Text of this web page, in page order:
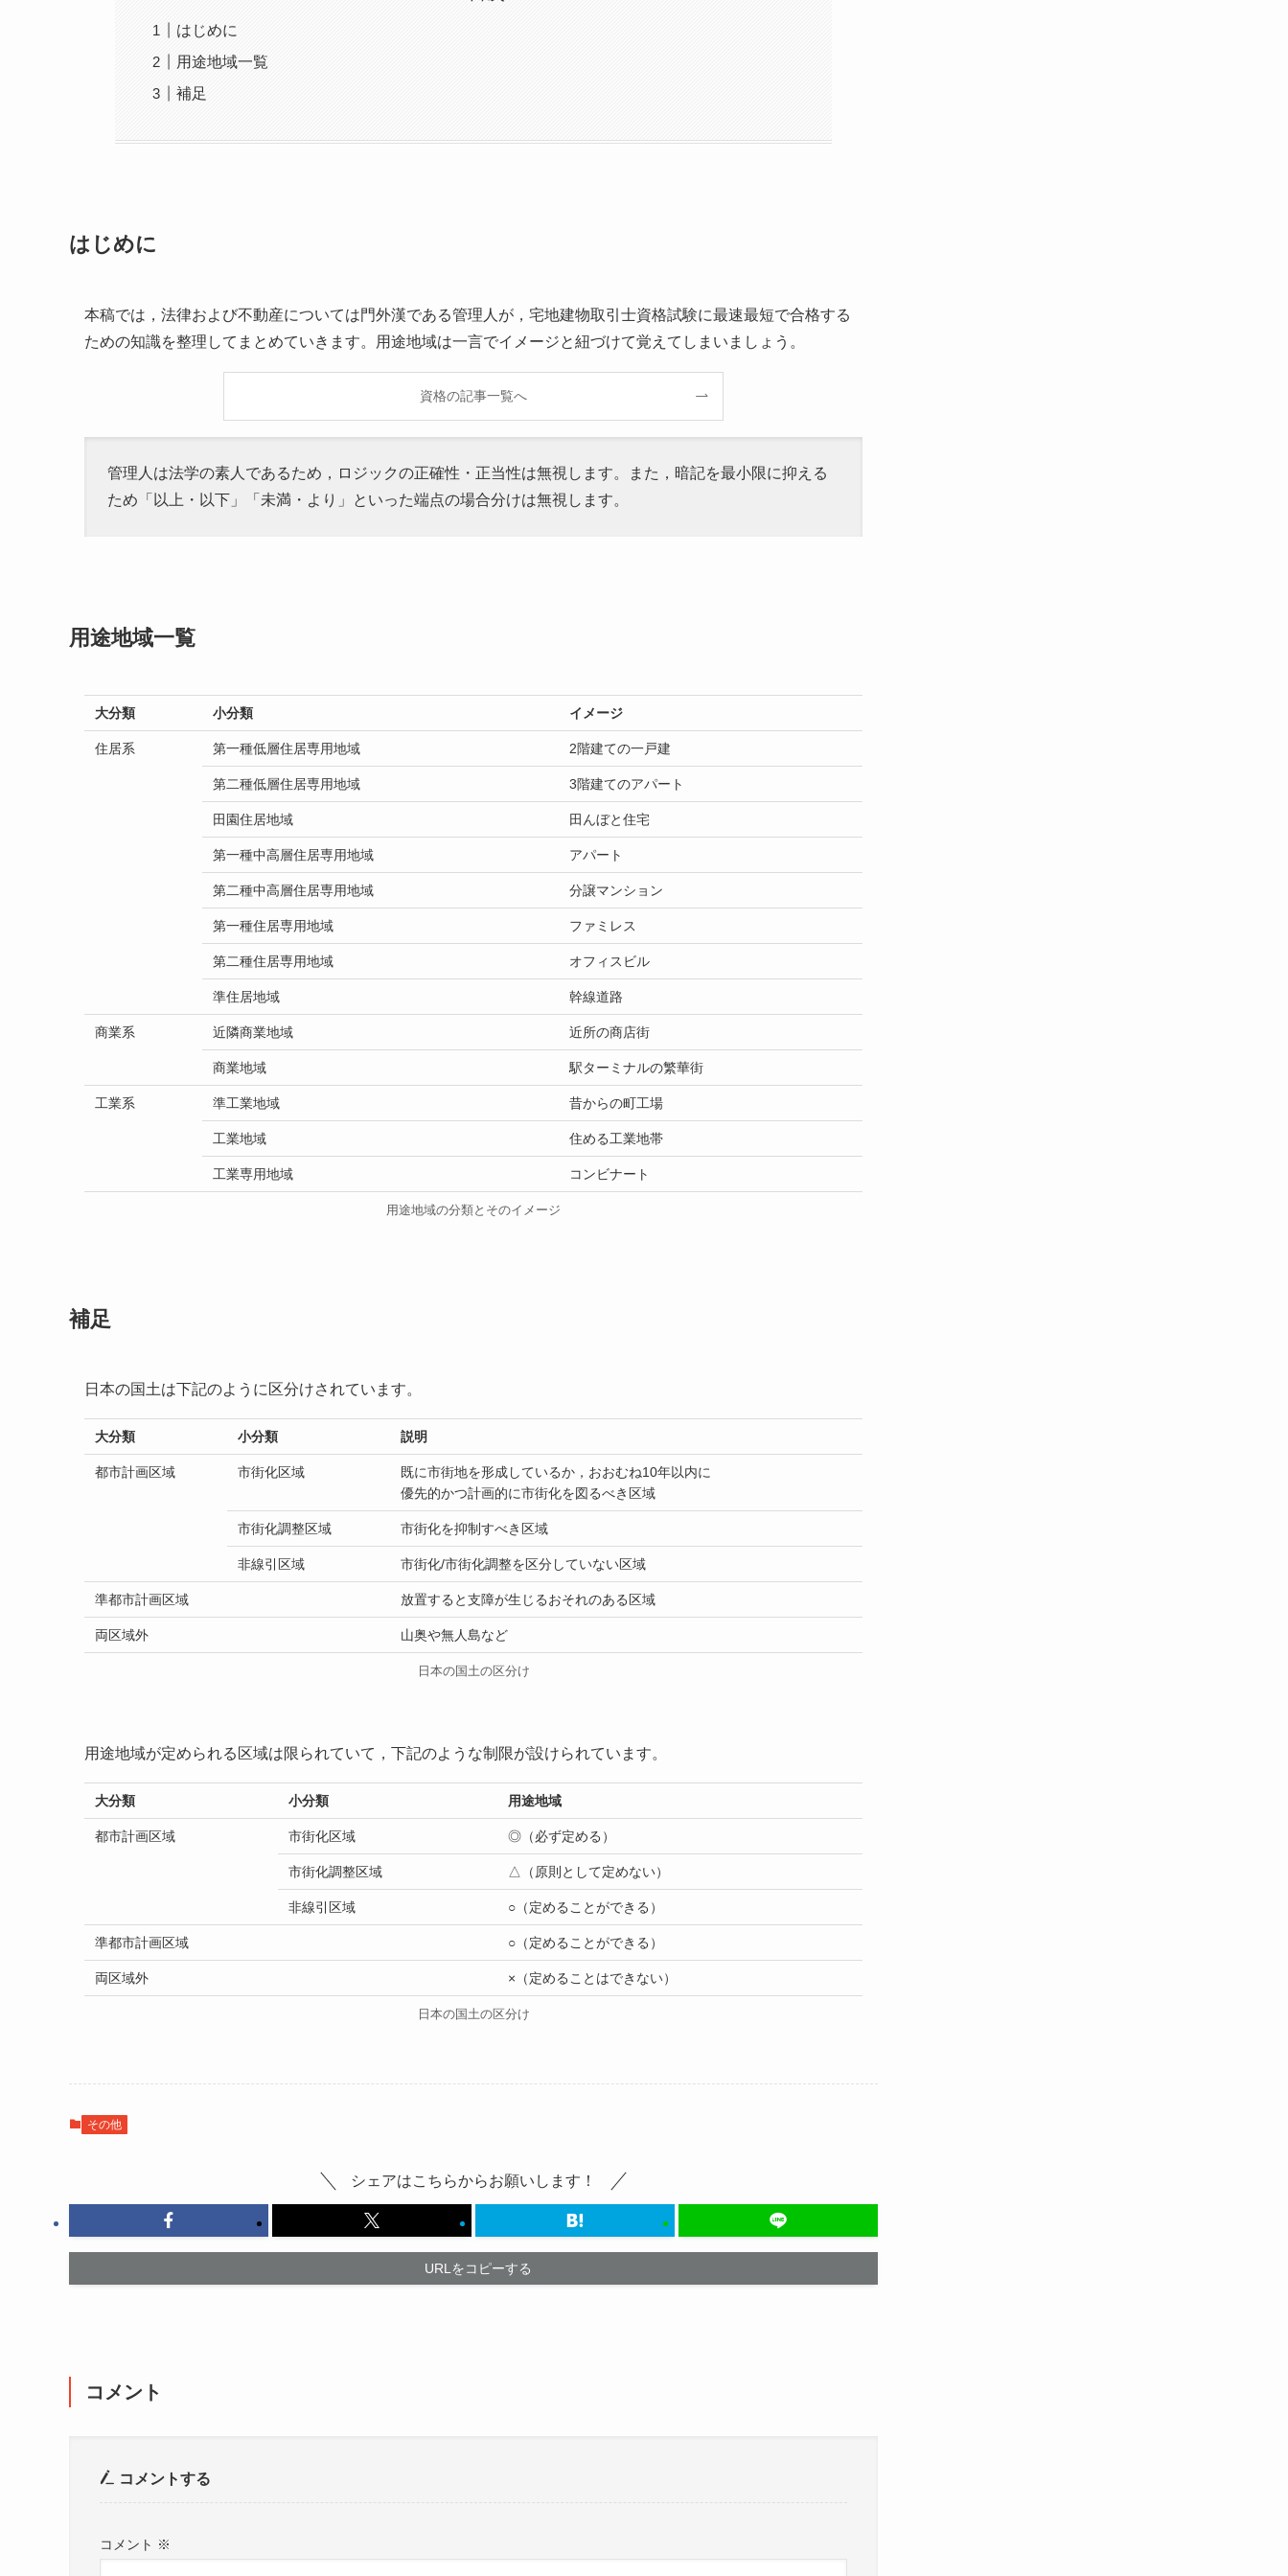
はじめに
用途地域一覧
補足
はじめに
本稿では，法律および不動産については門外漢である管理人が，宅地建物取引士資格試験に最速最短で合格する
ための知識を整理してまとめていきます。用途地域は一言でイメージと紐づけて覚えてしまいましょう。
資格の記事一覧へ
管理人は法学の素人であるため，ロジックの正確性・正当性は無視します。また，暗記を最小限に抑える
ため「以上・以下」「未満・より」といった端点の場合分けは無視します。
用途地域一覧
大分類 小分類 イメージ
住居系 第一種低層住居専用地域 2階建ての一戸建
第二種低層住居専用地域 3階建てのアパート
田園住居地域 田んぼと住宅
第一種中高層住居専用地域 アパート
第二種中高層住居専用地域 分譲マンション
第一種住居専用地域 ファミレス
第二種住居専用地域 オフィスビル
準住居地域 幹線道路
商業系 近隣商業地域 近所の商店街
商業地域 駅ターミナルの繁華街
工業系 準工業地域 昔からの町工場
工業地域 住める工業地帯
工業専用地域 コンビナート
用途地域の分類とそのイメージ
補足
日本の国土は下記のように区分けされています。
大分類 小分類 説明
都市計画区域 市街化区域
既に市街地を形成しているか，おおむね10年以内に
優先的かつ計画的に市街化を図るべき区域
市街化調整区域 市街化を抑制すべき区域
非線引区域 市街化/市街化調整を区分していない区域
準都市計画区域 放置すると支障が生じるおそれのある区域
両区域外 山奥や無人島など
日本の国土の区分け
用途地域が定められる区域は限られていて，下記のような制限が設けられています。
大分類 小分類 用途地域
都市計画区域 市街化区域 ◎（必ず定める）
市街化調整区域 △（原則として定めない）
非線引区域 ○（定めることができる）
準都市計画区域 ○（定めることができる）
両区域外 ×（定めることはできない）
日本の国土の区分け
その他
シェアはこちらからお願いします！
URLをコピーする
コメント
コメントする
コメント ※